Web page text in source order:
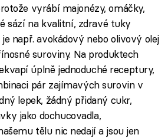
vyrábí majonézy, omáčky,
sází na kvalitní, zdravé tuky
např. avokádový nebo olivový olej
suroviny. Na produktech
úplně jednoduché receptury,
pár zajímavých surovin v
lepek, žádný přidaný cukr,
jako dochucovadla,
tělu nic nedají a jsou jen